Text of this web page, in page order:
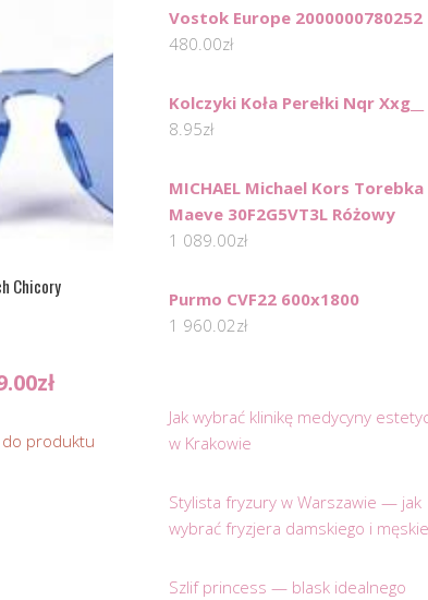
Chicory
zł
do produktu
Vostok Europe 2000000780252
480.00zł
Kolczyki Koła Perełki Nqr Xxg__
8.95zł
MICHAEL Michael Kors Torebka
Maeve 30F2G5VT3L Różowy
1 089.00zł
Purmo CVF22 600x1800
1 960.02zł
Jak wybrać klinikę medycyny
w Krakowie
Stylista fryzury w Warszawie — jak
wybrać fryzjera damskiego i
Szlif princess — blask idealnego